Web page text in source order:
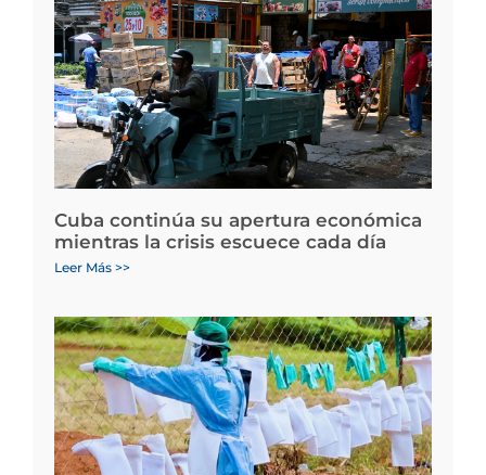
Cuba continúa su apertura económica
mientras la crisis escuece cada día
Leer Más >>